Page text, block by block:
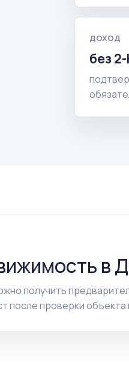
ДОХОД
без
в
получить
после проверки